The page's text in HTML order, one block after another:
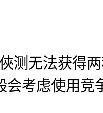
测无法获得
会考虑使用竞